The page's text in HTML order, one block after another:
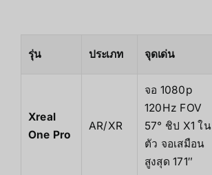
รุ่น ประเภท จุดเด่น
Xreal
One Pro
AR/XR
จอ 1080p
120Hz FOV
57° ชิป X1 ใน
ตัว จอเสมือน
สูงสุด 171″